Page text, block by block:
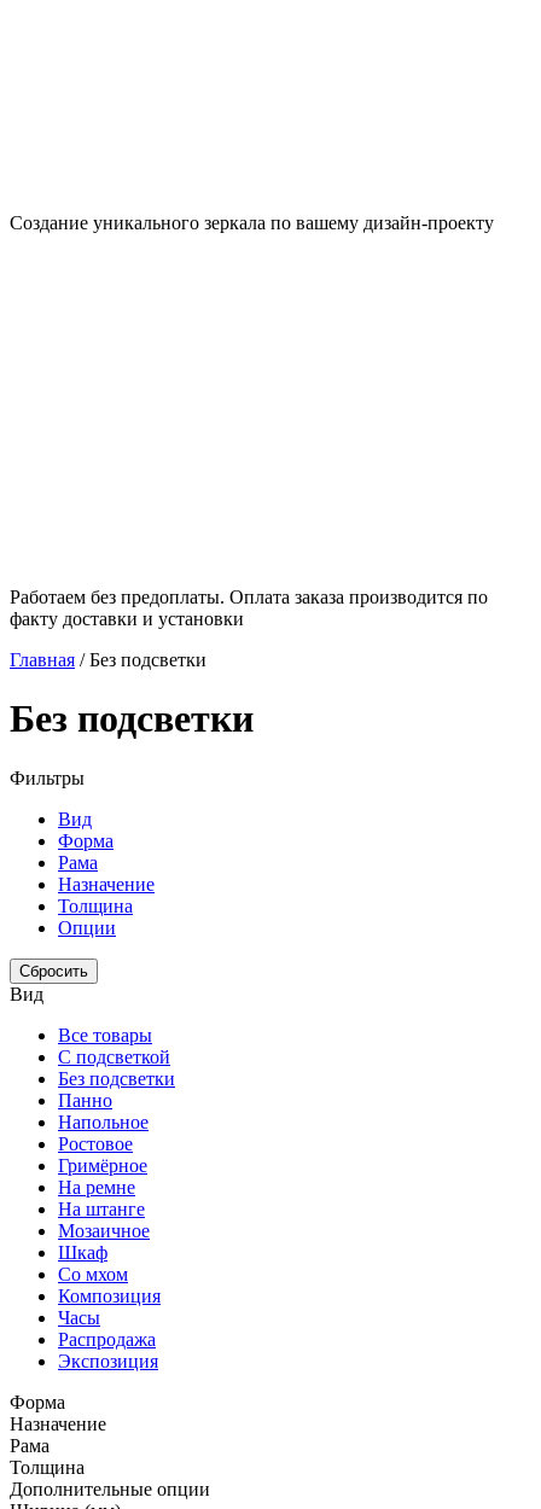
Создание уникального зеркала по вашему дизайн-проекту
Работаем без предоплаты. Оплата заказа производится по
факту доставки и установки
Главная /Без подсветки
Без подсветки
Фильтры
Вид
Форма
Рама
Назначение
Толщина
Опции
Сбросить
Вид
Все товары
С подсветкой
Без подсветки
Панно
Напольное
Ростовое
Гримёрное
На ремне
На штанге
Мозаичное
Шкаф
Со мхом
Композиция
Часы
Распродажа
Экспозиция
Форма
Назначение
Рама
Толщина
Дополнительные опции